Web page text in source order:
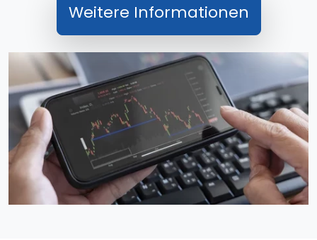
Weitere Informationen